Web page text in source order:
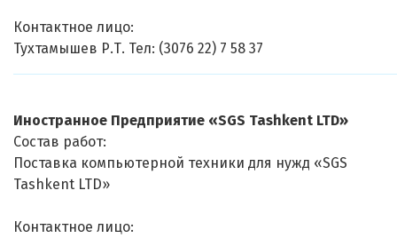
Контактное лицо:
Тухтамышев Р.Т. Тел: (3076 22) 7 58 37
Иностранное Предприятие «SGS Tashkent LTD»
Состав работ:
Поставка компьютерной техники для нужд «SGS
Tashkent LTD»
Контактное лицо: